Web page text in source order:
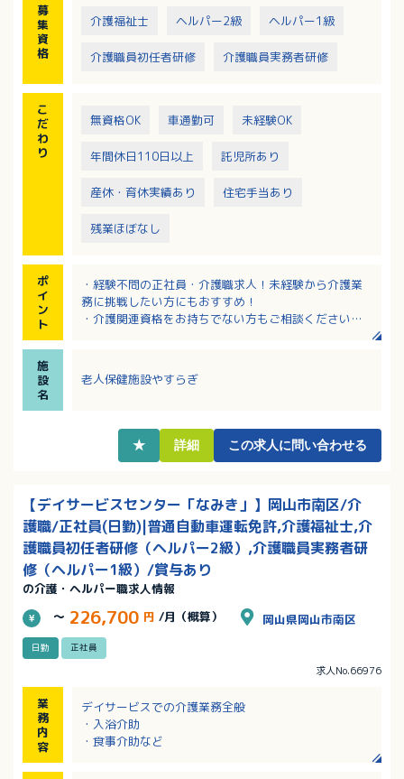
募
集
資
格
介護福祉士 ヘルパー2級 ヘルパー1級
介護職員初任者研修 介護職員実務者研修
こ
だ
わ
り
無資格OK 車通勤可 未経験OK
年間休日110日以上 託児所あり
産休・育休実績あり 住宅手当あり
残業ほぼなし
ポ
イ
ン
ト
・経験不問の正社員・介護職求人！未経験から介護業
務に挑戦したい方にもおすすめ！
・介護関連資格をお持ちでない方もご相談ください！
施
設
名
老人保健施設やすらぎ
★ 詳細 この求人に問い合わせる
【デイサービスセンター「なみき」】岡山市南区/介
護職/正社員(日勤)|普通自動車運転免許,介護福祉士,介
護職員初任者研修（ヘルパー2級）,介護職員実務者研
修（ヘルパー1級）/賞与あり
の介護・ヘルパー職求人情報
～ 226,700 円 /月（概算） 岡山県岡山市南区
日勤 正社員
求人No.66976
業
務
内
容
デイサービスでの介護業務全般
・入浴介助
・食事介助など